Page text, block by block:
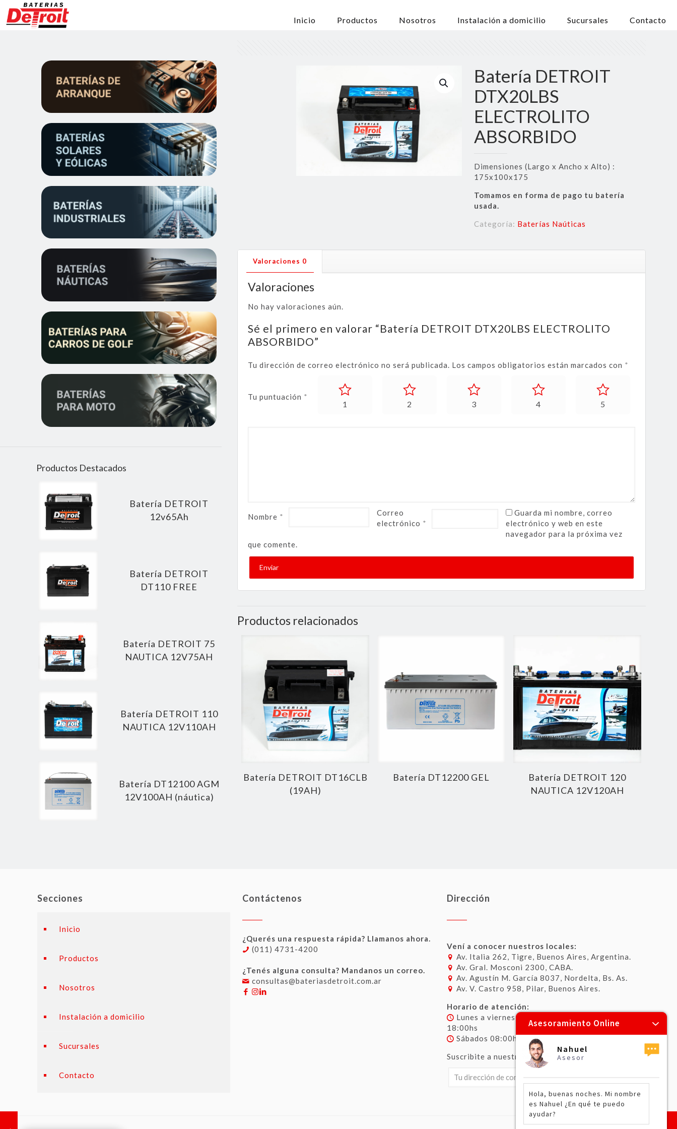
Inicio Productos Nosotros Instalación a domicilio Sucursales Contacto
Batería DETROIT
DTX20LBS
ELECTROLITO
ABSORBIDO
Dimensiones (Largo x Ancho x Alto) :
175x100x175
Tomamos en forma de pago tu batería
usada.
Categoría: Baterías Naúticas
Valoraciones 0
Valoraciones
No hay valoraciones aún.
Sé el primero en valorar “Batería DETROIT DTX20LBS ELECTROLITO
ABSORBIDO”
Tu dirección de correo electrónico no será publicada. Los campos obligatorios están marcados con *
Tu puntuación *
1 2 3 4 5
Nombre *
Correo
electrónico *
Guarda mi nombre, correo
electrónico y web en este
navegador para la próxima vez
que comente.
Productos relacionados
Batería DETROIT DT16CLB
(19AH)
Batería DT12200 GEL
Batería DETROIT 120
NAUTICA 12V120AH
Productos Destacados
Batería DETROIT
12v65Ah
Batería DETROIT
DT110 FREE
Batería DETROIT 75
NAUTICA 12V75AH
Batería DETROIT 110
NAUTICA 12V110AH
Batería DT12100 AGM
12V100AH (náutica)
Secciones
Inicio
Productos
Nosotros
Instalación a domicilio
Sucursales
Contacto
Contáctenos
¿Querés una respuesta rápida? Llamanos ahora.
(011) 4731-4200
¿Tenés alguna consulta? Mandanos un correo.
consultas@bateriasdetroit.com.ar
Dirección
Vení a conocer nuestros locales:
Av. Italia 262, Tigre, Buenos Aires, Argentina.
Av. Gral. Mosconi 2300, CABA.
Av. Agustín M. García 8037, Nordelta, Bs. As.
Av. V. Castro 958, Pilar, Buenos Aires.
Horario de atención:
Lunes a viernes 08:00hs – 12:30hs / 14:00hs –
18:00hs
Sábados 08:00hs – 13:00hs
Suscribite a nuestro newsletter:
Asesoramiento Online
Nahuel
Asesor
Hola, buenas noches. Mi nombre
es Nahuel ¿En qué te puedo
ayudar?